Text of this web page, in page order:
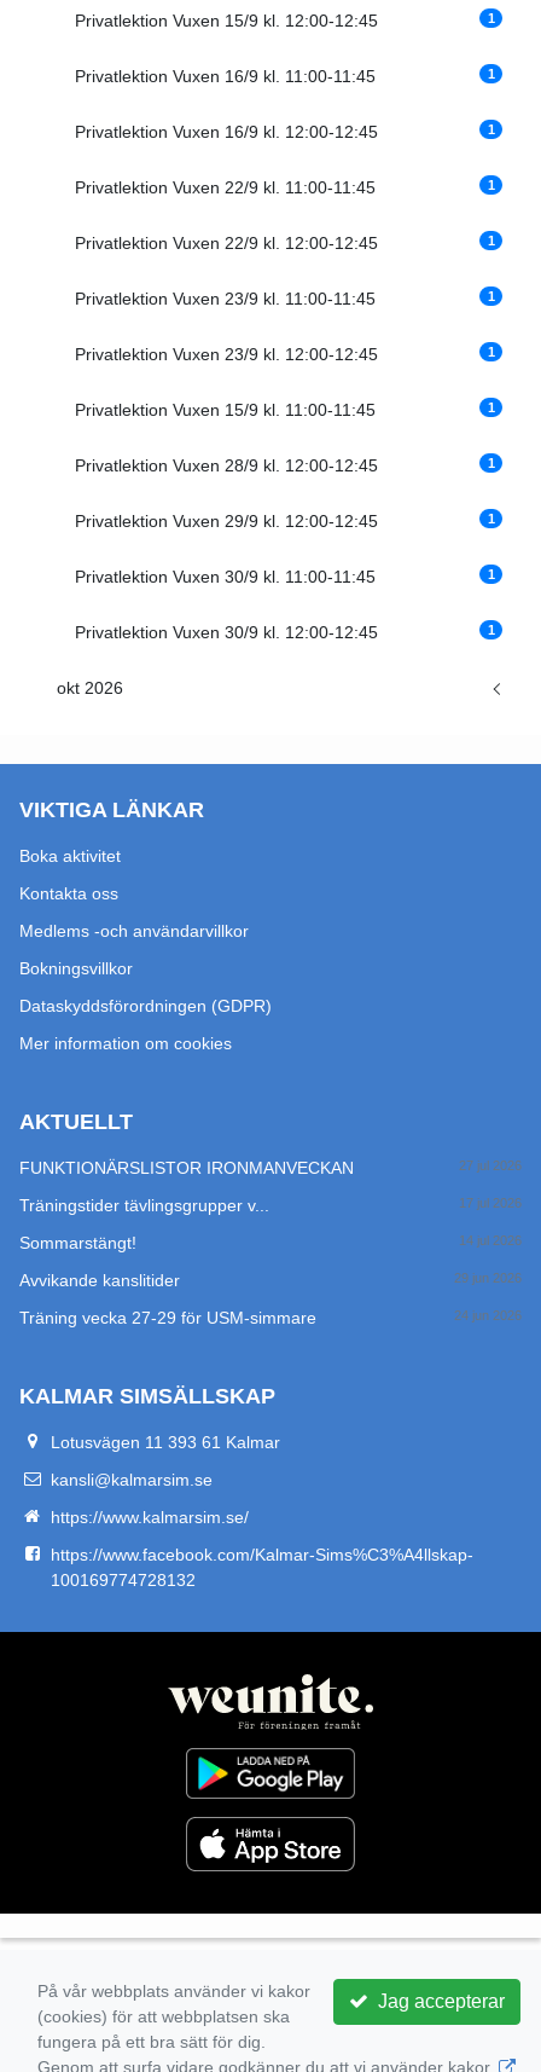
Privatlektion Vuxen 15/9 kl. 12:00-12:45 1
Privatlektion Vuxen 16/9 kl. 11:00-11:45 1
Privatlektion Vuxen 16/9 kl. 12:00-12:45 1
Privatlektion Vuxen 22/9 kl. 11:00-11:45 1
Privatlektion Vuxen 22/9 kl. 12:00-12:45 1
Privatlektion Vuxen 23/9 kl. 11:00-11:45 1
Privatlektion Vuxen 23/9 kl. 12:00-12:45 1
Privatlektion Vuxen 15/9 kl. 11:00-11:45 1
Privatlektion Vuxen 28/9 kl. 12:00-12:45 1
Privatlektion Vuxen 29/9 kl. 12:00-12:45 1
Privatlektion Vuxen 30/9 kl. 11:00-11:45 1
Privatlektion Vuxen 30/9 kl. 12:00-12:45 1
okt 2026
VIKTIGA LÄNKAR
Boka aktivitet
Kontakta oss
Medlems -och användarvillkor
Bokningsvillkor
Dataskyddsförordningen (GDPR)
Mer information om cookies
AKTUELLT
FUNKTIONÄRSLISTOR IRONMANVECKAN 27 jul 2026
Träningstider tävlingsgrupper v... 17 jul 2026
Sommarstängt! 14 jul 2026
Avvikande kanslitider 29 jun 2026
Träning vecka 27-29 för USM-simmare 24 jun 2026
KALMAR SIMSÄLLSKAP
Lotusvägen 11 393 61 Kalmar
kansli@kalmarsim.se
https://www.kalmarsim.se/
https://www.facebook.com/Kalmar-Sims%C3%A4llskap-
100169774728132
Jag accepterar
På vår webbplats använder vi kakor
(cookies) för att webbplatsen ska
fungera på ett bra sätt för dig.
Genom att surfa vidare godkänner du att vi använder kakor.